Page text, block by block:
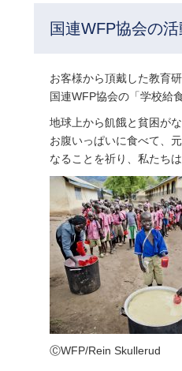
国連WFP協会の
お客様から頂戴した教育
国連WFP協会の「学校給
地球上から飢餓と貧困が
お腹いっぱいに食べて、
なることを祈り、私たち
ⒸWFP/Rein Skullerud